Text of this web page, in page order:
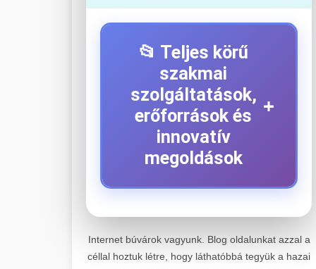
📂 Teljes körű
szakmai
szolgáltatások,
erőforrások és
innovatív
megoldások
+
+
Kiemelkedő szakértelemmel
Internet búvárok vagyunk. Blog oldalunkat azzal a
céllal hoztuk létre, hogy láthatóbbá tegyük a hazai